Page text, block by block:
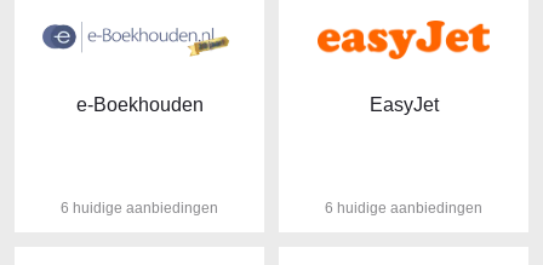
e-Boekhouden
6 huidige aanbiedingen
EasyJet
6 huidige aanbiedingen